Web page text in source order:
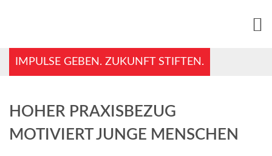
IMPULSE GEBEN. ZUKUNFT STIFTEN.
HOHER PRAXISBEZUG
MOTIVIERT JUNGE MENSCHEN